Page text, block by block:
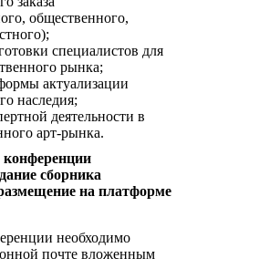
общественного,
специалистов для
рынка;
актуализации
наследия;
деятельности в
арт-рынка.
сборника
на платформе
необходимо
почте вложенным